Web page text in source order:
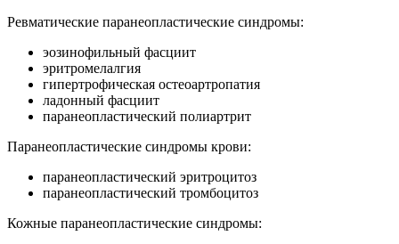
Ревматические паранеопластические синдромы:
эозинофильный фасциит
эритромелалгия
гипертрофическая остеоартропатия
ладонный фасциит
паранеопластический полиартрит
Паранеопластические синдромы крови:
паранеопластический эритроцитоз
паранеопластический тромбоцитоз
Кожные паранеопластические синдромы: